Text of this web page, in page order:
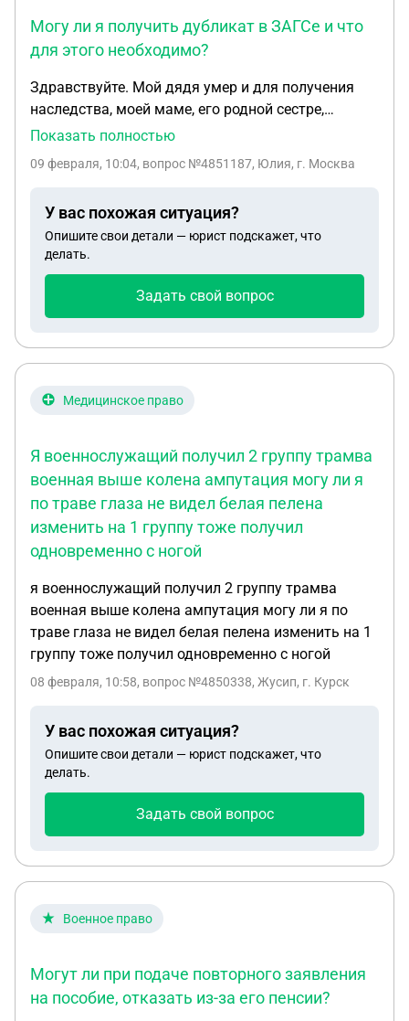
Могу ли я получить дубликат в ЗАГСе и что
для этого необходимо?
Здравствуйте. Мой дядя умер и для получения
наследства, моей маме, его родной сестре,
необходимо доказать родство. Необходимо
Мама уже старенькая и ей тяжело ходить. Могу
необходимо? Свидетельство о смерти у нас на
руках, так как хоронили его мы
Показать полностью
09 февраля, 10:04, вопрос №4851187, Юлия, г. Москва
У вас похожая ситуация?
Опишите свои детали — юрист подскажет, что
делать.
Задать свой вопрос
Медицинское право
Я военнослужащий получил 2 группу трамва
военная выше колена ампутация могу ли я
по траве глаза не видел белая пелена
изменить на 1 группу тоже получил
одновременно с ногой
я военнослужащий получил 2 группу трамва
военная выше колена ампутация могу ли я по
траве глаза не видел белая пелена изменить на 1
группу тоже получил одновременно с ногой
08 февраля, 10:58, вопрос №4850338, Жусип, г. Курск
У вас похожая ситуация?
Опишите свои детали — юрист подскажет, что
делать.
Задать свой вопрос
Военное право
Могут ли при подаче повторного заявления
на пособие, отказать из-за его пенсии?